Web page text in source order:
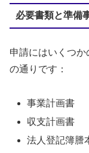
必要書類と準備
申請にはいくつ
の通りです：
事業計画書
収支計画書
法人登記簿謄